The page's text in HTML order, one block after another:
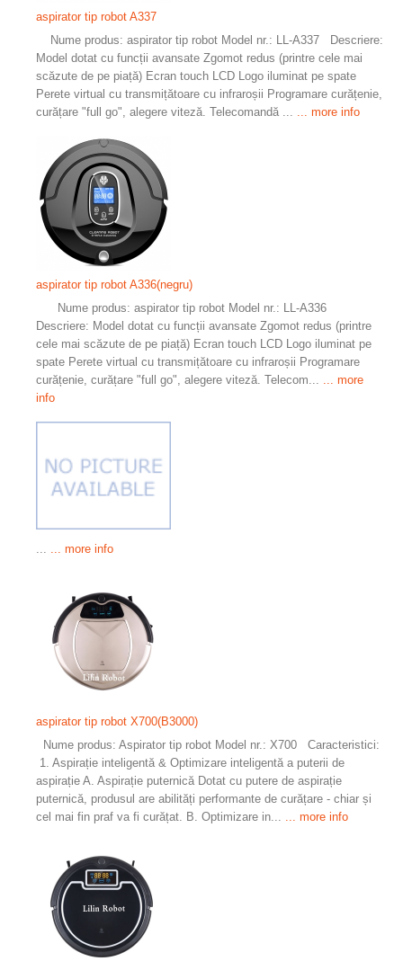
aspirator tip robot A337
Nume produs: aspirator tip robot Model nr.: LL-A337 Descriere:
Model dotat cu funcții avansate Zgomot redus (printre cele mai
scăzute de pe piață) Ecran touch LCD Logo iluminat pe spate
Perete virtual cu transmițătoare cu infraroșii Programare curățenie,
curățare "full go", alegere viteză. Telecomandă ...
... more info
aspirator tip robot A336(negru)
Nume produs: aspirator tip robot Model nr.: LL-A336
Descriere: Model dotat cu funcții avansate Zgomot redus (printre
cele mai scăzute de pe piață) Ecran touch LCD Logo iluminat pe
spate Perete virtual cu transmițătoare cu infraroșii Programare
curățenie, curățare "full go", alegere viteză. Telecom...
... more
info
... more info
aspirator tip robot X700(B3000)
Nume produs: Aspirator tip robot Model nr.: X700 Caracteristici:
1. Aspirație inteligentă & Optimizare inteligentă a puterii de
aspirație A. Aspirație puternică Dotat cu putere de aspirație
puternică, produsul are abilități performante de curățare - chiar și
cel mai fin praf va fi curățat. B. Optimizare in...
... more info